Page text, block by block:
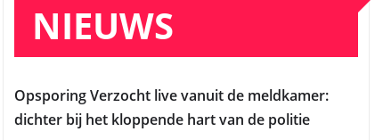
NIEUWS
Opsporing Verzocht live vanuit de meldkamer:
dichter bij het kloppende hart van de politie